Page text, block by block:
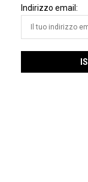
Indirizzo email: